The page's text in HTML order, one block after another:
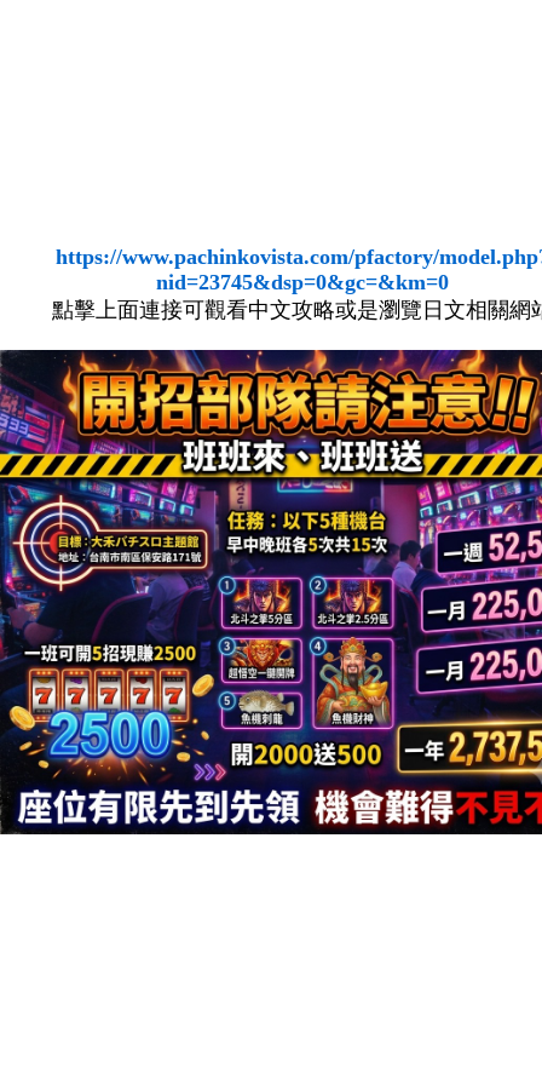
https://www.pachinkovista.com/pfactory/
nid=23745&dsp=0&gc=&km=0
點擊上面連接可觀看中文攻略或是瀏覽日文相關網